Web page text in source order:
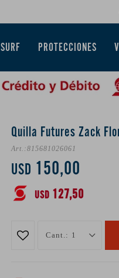
SURF PROTECCIONES
Quilla Futures Zack
815681026061
USD 150,00
USD 127,50
1